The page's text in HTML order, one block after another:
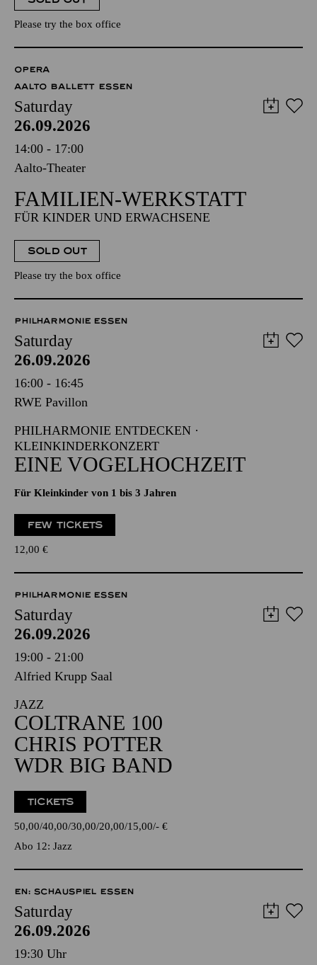
Please try the box office
OPERA
AALTO BALLETT ESSEN
Saturday
26.09.2026
14:00 - 17:00
Aalto-Theater
FAMILIEN-WERKSTATT
FÜR KINDER UND ERWACHSENE
SOLD OUT
Please try the box office
PHILHARMONIE ESSEN
Saturday
26.09.2026
16:00 - 16:45
RWE Pavillon
PHILHARMONIE ENTDECKEN ·
KLEINKINDERKONZERT
EINE VOGELHOCHZEIT
Für Kleinkinder von 1 bis 3 Jahren
FEW TICKETS
12,00 €
PHILHARMONIE ESSEN
Saturday
26.09.2026
19:00 - 21:00
Alfried Krupp Saal
JAZZ
COLTRANE 100
CHRIS POTTER
WDR BIG BAND
TICKETS
50,00 40,00 30,00 20,00 15,00 - €
Abo 12: Jazz
EN: SCHAUSPIEL ESSEN
Saturday
26.09.2026
19:30 Uhr